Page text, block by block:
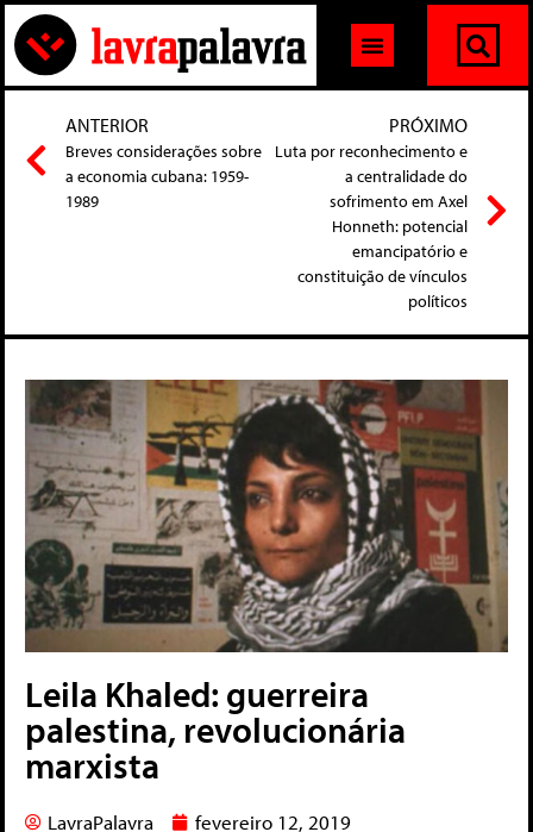
ANTERIOR
Breves considerações sobre
a economia cubana: 1959-
1989
PRÓXIMO
Luta por reconhecimento e
a centralidade do
sofrimento em Axel
Honneth: potencial
emancipatório e
constituição de vínculos
políticos
Leila Khaled: guerreira
palestina, revolucionária
marxista
LavraPalavra
fevereiro 12, 2019